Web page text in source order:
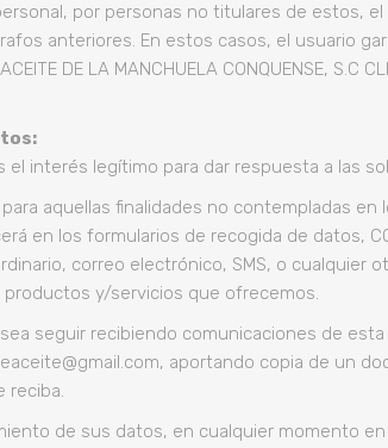
por personas no titulares de estos,
anteriores. En estos casos, el usuario
DE LA MANCHUELA CONQUENSE,
interés legítimo para dar respuesta a las
aquellas finalidades no contempladas
los formularios de recogida de datos,
correo electrónico, SMS, o cualquier
y/servicios que ofrecemos.
seguir recibiendo comunicaciones de
aportando copia de un
reciba.
de sus datos, en cualquier momento